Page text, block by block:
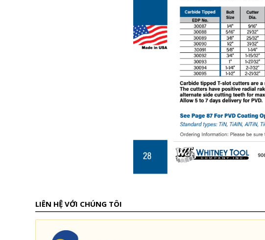
LIÊN HỆ VỚI CHÚNG TÔI